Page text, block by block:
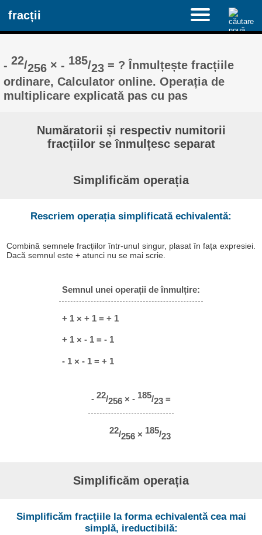
fracții
-22/256 × - 185/23 = ? Înmulțește fracțiile
ordinare, Calculator online. Operația de
multiplicare explicată pas cu pas
Număratorii și respectiv numitorii
fracțiilor se înmulțesc separat
Simplificăm operația
Rescriem operația simplificată echivalentă:
Combină semnele fracțiilor într-unul singur, plasat în fața expresiei.
Dacă semnul este + atunci nu se mai scrie.
Semnul unei operații de înmulțire:
+ 1 × + 1 = + 1
+ 1 × - 1 = - 1
- 1 × - 1 = + 1
- 22/256 × - 185/23 =
22/256 × 185/23
Simplificăm operația
Simplificăm fracțiile la forma echivalentă cea mai
simplă, ireductibilă: